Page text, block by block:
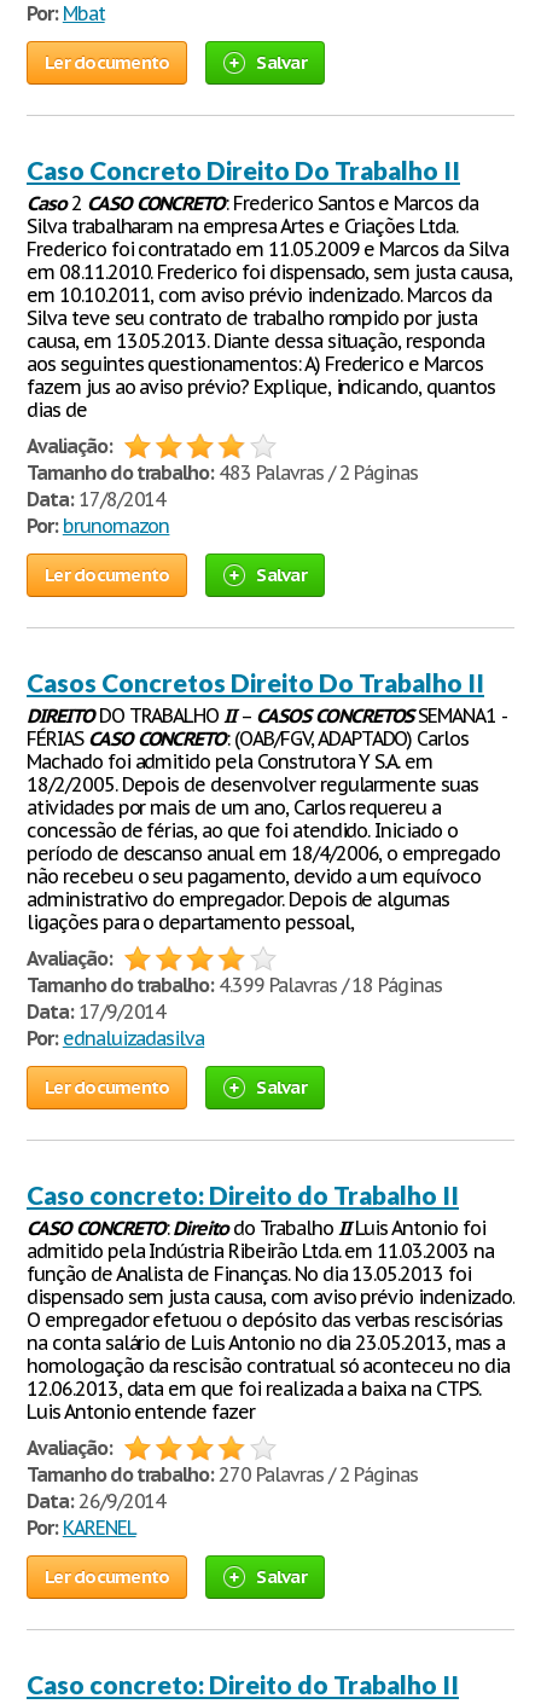
Por: Mbat
Ler documento Salvar
Caso Concreto Direito Do Trabalho II
Caso2 CASO CONCRETO: Frederico Santos e Marcos da
Silva trabalharam na empresa Artes e Criações Ltda.
Frederico foi contratado em 11.05.2009 e Marcos da Silva
em 08.11.2010. Frederico foi dispensado, sem justa causa,
em 10.10.2011, com aviso prévio indenizado. Marcos da
Silva teve seu contrato de trabalho rompido por justa
causa, em 13.05.2013. Diante dessa situação, responda
aos seguintes questionamentos: A) Frederico e Marcos
fazem jus ao aviso prévio? Explique, indicando, quantos
dias de
Avaliação:
Tamanho do trabalho:483 Palavras / 2 Páginas
Data:17/8/2014
Por: brunomazon
Ler documento Salvar
Casos Concretos Direito Do Trabalho II
DIREITODO TRABALHOII– CASOS CONCRETOSSEMANA1 -
FÉRIAS CASO CONCRETO: (OAB/FGV, ADAPTADO) Carlos
Machado foi admitido pela Construtora Y S.A. em
18/2/2005. Depois de desenvolver regularmente suas
atividades por mais de um ano, Carlos requereu a
concessão de férias, ao que foi atendido. Iniciado o
período de descanso anual em 18/4/2006, o empregado
não recebeu o seu pagamento, devido a um equívoco
administrativo do empregador. Depois de algumas
ligações para o departamento pessoal,
Avaliação:
Tamanho do trabalho:4.399 Palavras / 18 Páginas
Data:17/9/2014
Por: ednaluizadasilva
Ler documento Salvar
Caso concreto: Direito do Trabalho II
CASO CONCRETO:Direitodo Trabalho IILuis Antonio foi
admitido pela Indústria Ribeirão Ltda. em 11.03.2003 na
função de Analista de Finanças. No dia 13.05.2013 foi
dispensado sem justa causa, com aviso prévio indenizado.
O empregador efetuou o depósito das verbas rescisórias
na conta salário de Luis Antonio no dia 23.05.2013, mas a
homologação da rescisão contratual só aconteceu no dia
12.06.2013, data em que foi realizada a baixa na CTPS.
Luis Antonio entende fazer
Avaliação:
Tamanho do trabalho:270 Palavras / 2 Páginas
Data:26/9/2014
Por: KARENEL
Ler documento Salvar
Caso concreto: Direito do Trabalho II